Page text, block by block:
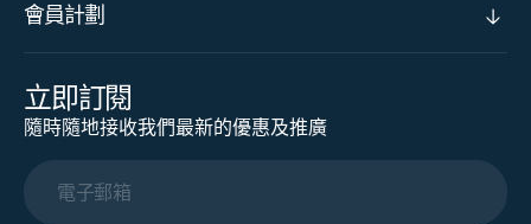
會員計劃
立即訂閱
隨時隨地接收我們最新的優惠及推廣
電子郵箱